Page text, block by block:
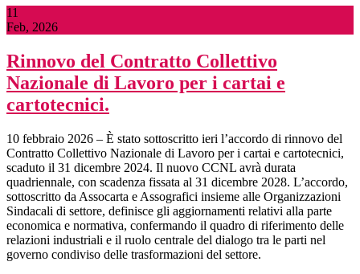
11
Feb, 2026
Rinnovo del Contratto Collettivo
Nazionale di Lavoro per i cartai e
cartotecnici.
10 febbraio 2026 – È stato sottoscritto ieri l’accordo di rinnovo del
Contratto Collettivo Nazionale di Lavoro per i cartai e cartotecnici,
scaduto il 31 dicembre 2024. Il nuovo CCNL avrà durata
quadriennale, con scadenza fissata al 31 dicembre 2028. L’accordo,
sottoscritto da Assocarta e Assografici insieme alle Organizzazioni
Sindacali di settore, definisce gli aggiornamenti relativi alla parte
economica e normativa, confermando il quadro di riferimento delle
relazioni industriali e il ruolo centrale del dialogo tra le parti nel
governo condiviso delle trasformazioni del settore.